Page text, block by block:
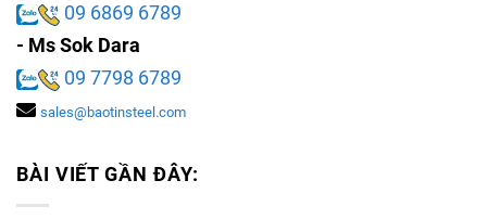
09 6869 6789
- Ms Sok Dara
09 7798 6789
sales@baotinsteel.com
BÀI VIẾT GẦN ĐÂY: